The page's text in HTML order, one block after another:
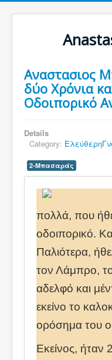
Αναστασιος
δύο Χρόνια
Οδοιπορικό
Details
Category:
2-Μπασαράς
πολλά, που
οδοιπορικό.
Παλιότερα,
τον Λάμπρο,
αδελφό και
εκείνο το
ορόσημα του
Εκείνος, ήταν